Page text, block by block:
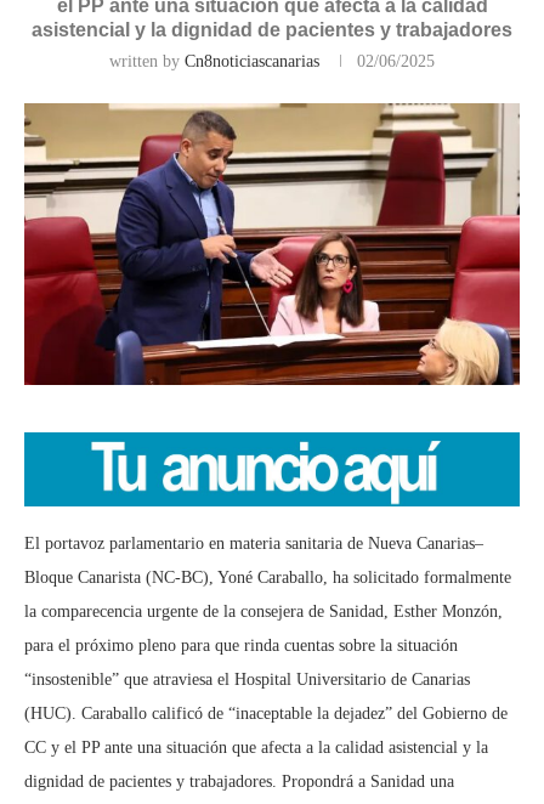
el PP ante una situación que afecta a la calidad
asistencial y la dignidad de pacientes y trabajadores
written by Cn8noticiascanarias 02/06/2025
El portavoz parlamentario en materia sanitaria de Nueva Canarias–
Bloque Canarista (NC-BC), Yoné Caraballo, ha solicitado formalmente
la comparecencia urgente de la consejera de Sanidad, Esther Monzón,
para el próximo pleno para que rinda cuentas sobre la situación
“insostenible” que atraviesa el Hospital Universitario de Canarias
(HUC). Caraballo calificó de “inaceptable la dejadez” del Gobierno de
CC y el PP ante una situación que afecta a la calidad asistencial y la
dignidad de pacientes y trabajadores. Propondrá a Sanidad una